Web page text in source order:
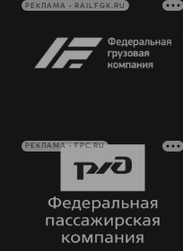
РЕКЛАМА • RAILFGK.RU
РЕКЛАМА • FPC.RU